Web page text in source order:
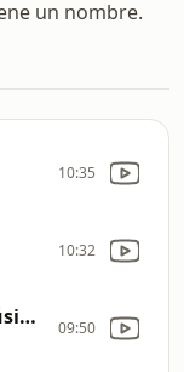
un nombre.
10:35
10:32
¿Por qué NO llamarla música clásica? 09:50